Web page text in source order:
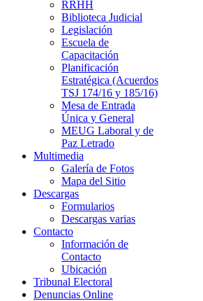
RRHH
Biblioteca Judicial
Legislación
Escuela de
Capacitación
Planificación
Estratégica (Acuerdos
TSJ 174/16 y 185/16)
Mesa de Entrada
Única y General
MEUG Laboral y de
Paz Letrado
Multimedia
Galería de Fotos
Mapa del Sitio
Descargas
Formularios
Descargas varias
Contacto
Información de
Contacto
Ubicación
Tribunal Electoral
Denuncias Online